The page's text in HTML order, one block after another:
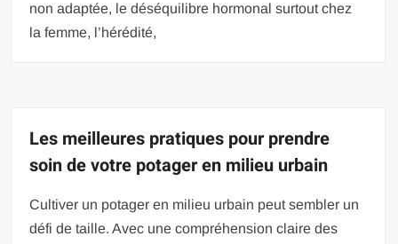
non adaptée, le déséquilibre hormonal surtout chez
la femme, l’hérédité,
Les meilleures pratiques pour prendre
soin de votre potager en milieu urbain
Cultiver un potager en milieu urbain peut sembler un
défi de taille. Avec une compréhension claire des